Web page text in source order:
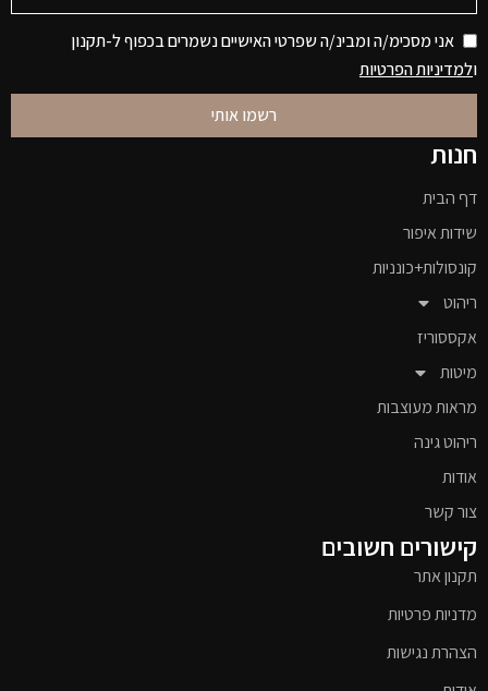
אני מסכימ/ה ומבינ/ה שפרטי האישיים נשמרים בכפוף ל-תקנון
ולמדיניות הפרטיות
רשמו אותי
חנות
דף הבית
שידות איפור
קונסולות+כונניות
ריהוט
אקססוריז
מיטות
מראות מעוצבות
ריהוט גינה
אודות
צור קשר
קישורים חשובים
תקנון אתר
מדניות פרטיות
הצהרת נגישות